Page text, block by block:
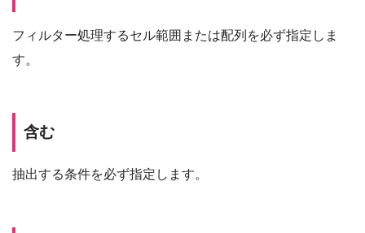
フィルター処理するセル範囲または配列を必ず指定しま
す。
含む
抽出する条件を必ず指定します。